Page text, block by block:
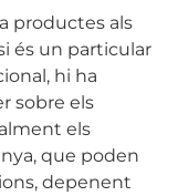
productes als
és un particular
hi ha
sobre els
els
que poden
depenent